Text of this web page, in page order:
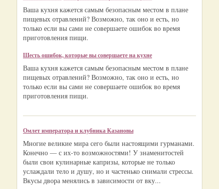
Ваша кухня кажется самым безопасным местом в плане
пищевых отравлений? Возможно, так оно и есть, но
только если вы сами не совершаете ошибок во время
приготовления пищи.
Шесть ошибок, которые вы совершаете на кухне
Ваша кухня кажется самым безопасным местом в плане
пищевых отравлений? Возможно, так оно и есть, но
только если вы сами не совершаете ошибок во время
приготовления пищи.
Омлет императора и клубника Казановы
Многие великие мира сего были настоящими гурманами.
Конечно — с их-то возможностями! У знаменитостей
были свои кулинарные капризы, которые не только
услаждали тело и душу, но и частенько снимали стрессы.
Вкусы двора менялись в зависимости от вку...